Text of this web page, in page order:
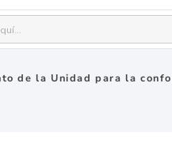
de la Unidad para la